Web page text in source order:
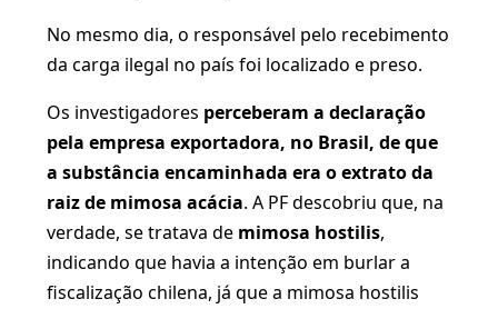
No mesmo dia, o responsável pelo recebimento
da carga ilegal no país foi localizado e preso.
Os investigadores perceberam a declaração
pela empresa exportadora, no Brasil, de que
a substância encaminhada era o extrato da
raiz de mimosa acácia. A PF descobriu que, na
verdade, se tratava de mimosa hostilis,
indicando que havia a intenção em burlar a
fiscalização chilena, já que a mimosa hostilis